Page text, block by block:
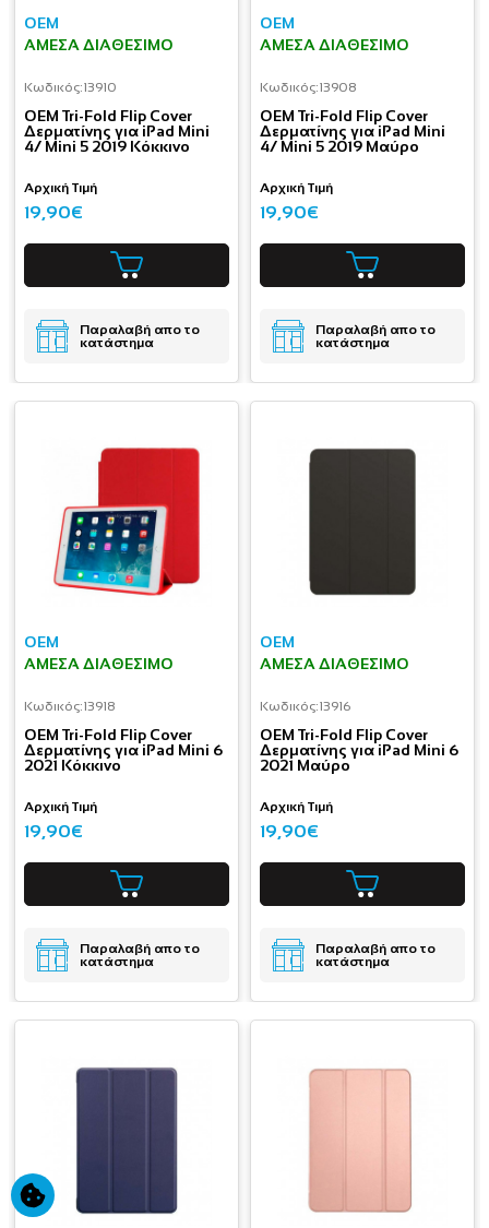
OEM
ΆΜΕΣΑ ΔΙΑΘΈΣΙΜΟ
Κωδικός:13910
OEM Tri-Fold Flip Cover
Δερματίνης για iPad Mini
4/ Mini 5 2019 Κόκκινο
Αρχική Τιμή
19,90€
Παραλαβή απο το
κατάστημα
OEM
ΆΜΕΣΑ ΔΙΑΘΈΣΙΜΟ
Κωδικός:13908
OEM Tri-Fold Flip Cover
Δερματίνης για iPad Mini
4/ Mini 5 2019 Μαύρο
Αρχική Τιμή
19,90€
Παραλαβή απο το
κατάστημα
OEM
ΆΜΕΣΑ ΔΙΑΘΈΣΙΜΟ
Κωδικός:13918
OEM Tri-Fold Flip Cover
Δερματίνης για iPad Mini 6
2021 Κόκκινο
Αρχική Τιμή
19,90€
Παραλαβή απο το
κατάστημα
OEM
ΆΜΕΣΑ ΔΙΑΘΈΣΙΜΟ
Κωδικός:13916
OEM Tri-Fold Flip Cover
Δερματίνης για iPad Mini 6
2021 Μαύρο
Αρχική Τιμή
19,90€
Παραλαβή απο το
κατάστημα